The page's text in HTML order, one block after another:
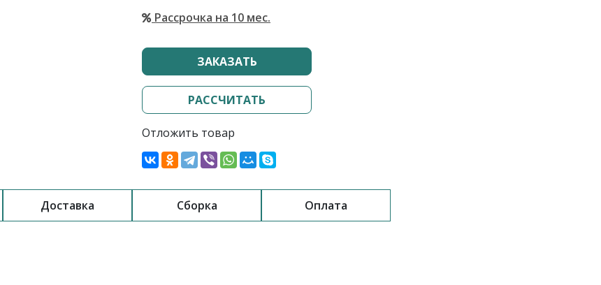
Рассрочка на 10 мес.
ЗАКАЗАТЬ
РАССЧИТАТЬ
Отложить товар
Доставка Сборка Оплата